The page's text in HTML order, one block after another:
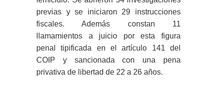
previas y se iniciaron 29 instrucciones
fiscales. Además constan 11
llamamientos a juicio por esta figura
penal tipificada en el artículo 141 del
COIP y sancionada con una pena
privativa de libertad de 22 a 26 años.